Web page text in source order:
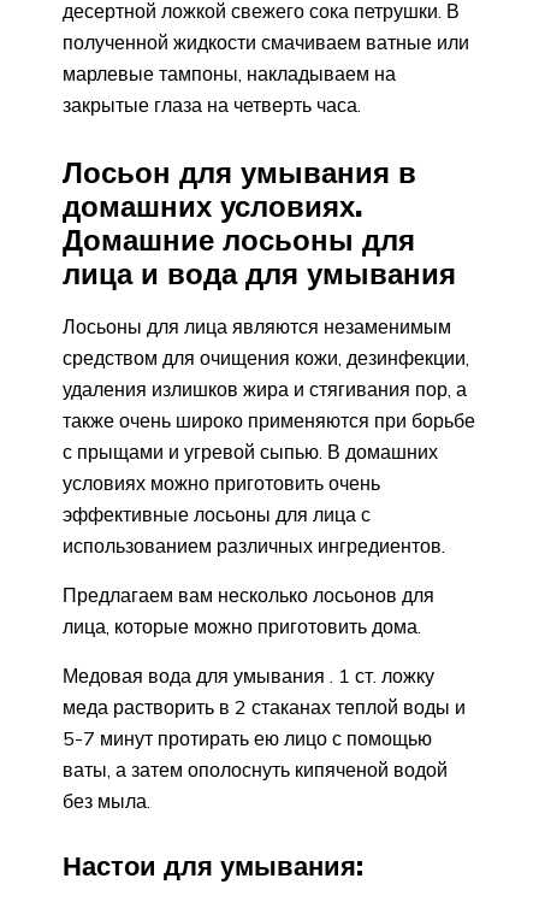
десертной ложкой свежего сока петрушки. В
полученной жидкости смачиваем ватные или
марлевые тампоны, накладываем на
закрытые глаза на четверть часа.
Лосьон для умывания в
домашних условиях.
Домашние лосьоны для
лица и вода для умывания
Лосьоны для лица являются незаменимым
средством для очищения кожи, дезинфекции,
удаления излишков жира и стягивания пор, а
также очень широко применяются при борьбе
с прыщами и угревой сыпью. В домашних
условиях можно приготовить очень
эффективные лосьоны для лица с
использованием различных ингредиентов.
Предлагаем вам несколько лосьонов для
лица, которые можно приготовить дома.
Медовая вода для умывания . 1 ст. ложку
меда растворить в 2 стаканах теплой воды и
5-7 минут протирать ею лицо с помощью
ваты, а затем ополоснуть кипяченой водой
без мыла.
Настои для умывания: